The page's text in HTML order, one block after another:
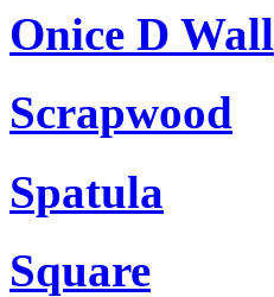
Onice D Wall
Scrapwood
Spatula
Square